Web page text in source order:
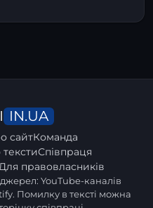
IN.UA
сайтКоманда
Співпраця
правовласників
YouTube-каналів
Помилку в тексті можна